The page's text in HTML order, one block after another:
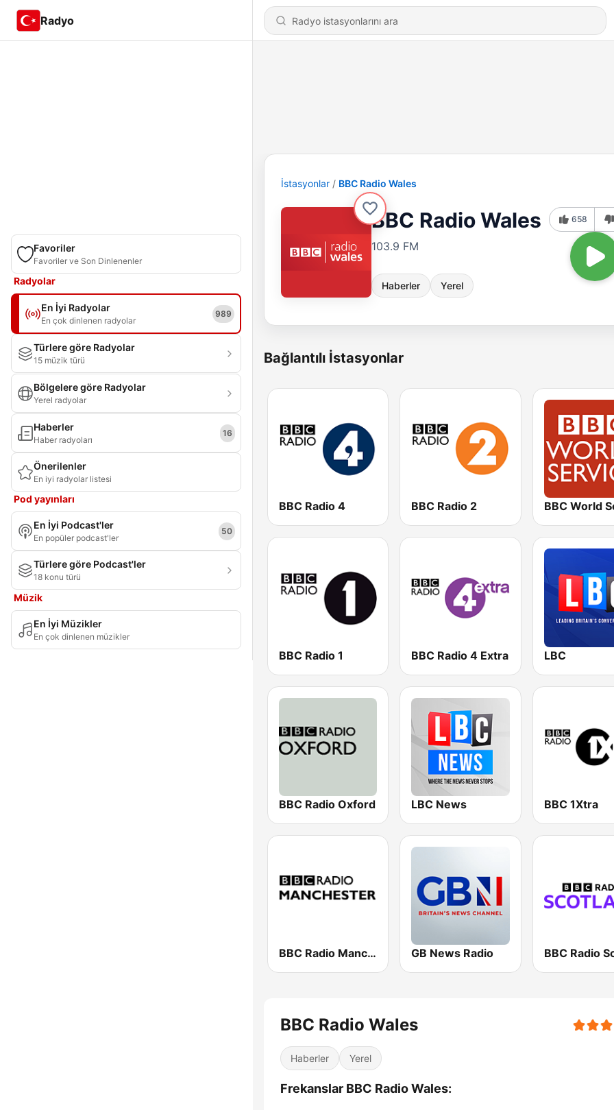
Radyo
Favoriler
Favoriler ve Son Dinlenenler
Radyolar
En İyi Radyolar
En çok dinlenen radyolar
989
Türlere göre Radyolar
15 müzik türü
Bölgelere göre Radyolar
Yerel radyolar
Haberler
Haber radyoları
16
Önerilenler
En iyi radyolar listesi
Pod yayınları
En İyi Podcast'ler
En popüler podcast'ler
50
Türlere göre Podcast'ler
18 konu türü
Müzik
En İyi Müzikler
En çok dinlenen müzikler
İstasyonlar BBC Radio Wales
BBC Radio Wales
103.9 FM
Haberler Yerel
658
Bağlantılı İstasyonlar
BBC Radio 4 BBC Radio 2
BBC Radio 1 BBC Radio 4 Extra LBC
BBC Radio Oxford LBC News BBC 1Xtra
BBC Radio Manchester GB News Radio
BBC Radio Wales
Haberler Yerel
Frekanslar BBC Radio Wales: